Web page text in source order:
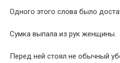
Одного этого слова было
Сумка выпала из рук женщины.
Перед ней стоял не обычный